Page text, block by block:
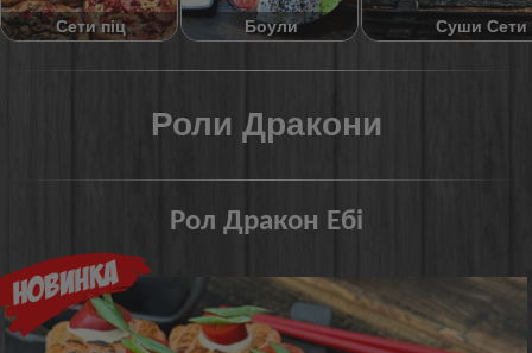
Сети піц Боули Суши Сети
Роли Дракони
Рол Дракон Ебі